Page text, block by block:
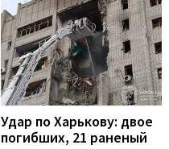
Удар по Харькову: двое
погибших, 21 раненый